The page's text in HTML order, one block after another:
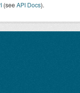
(seeAPI Docs).